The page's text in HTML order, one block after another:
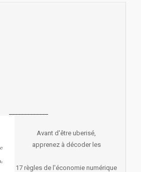
Avant d'être uberisé,
apprenez à décoder les
17 règles de l'économie numérique